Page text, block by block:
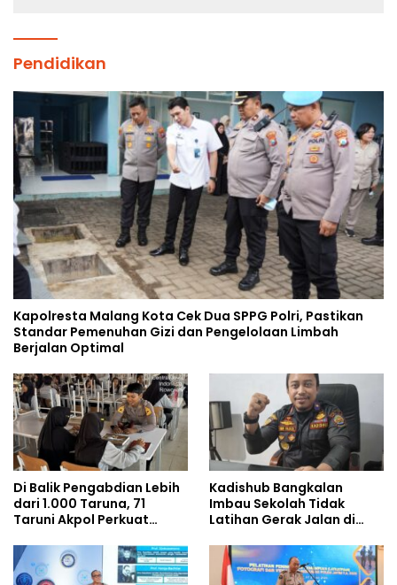
Pendidikan
Kapolresta Malang Kota Cek Dua SPPG Polri, Pastikan
Standar Pemenuhan Gizi dan Pengelolaan Limbah
Berjalan Optimal
Di Balik Pengabdian Lebih
dari 1.000 Taruna, 71
Taruni Akpol Perkuat
Siswa Sekolah Rakyat
Kadishub Bangkalan
Imbau Sekolah Tidak
Latihan Gerak Jalan di